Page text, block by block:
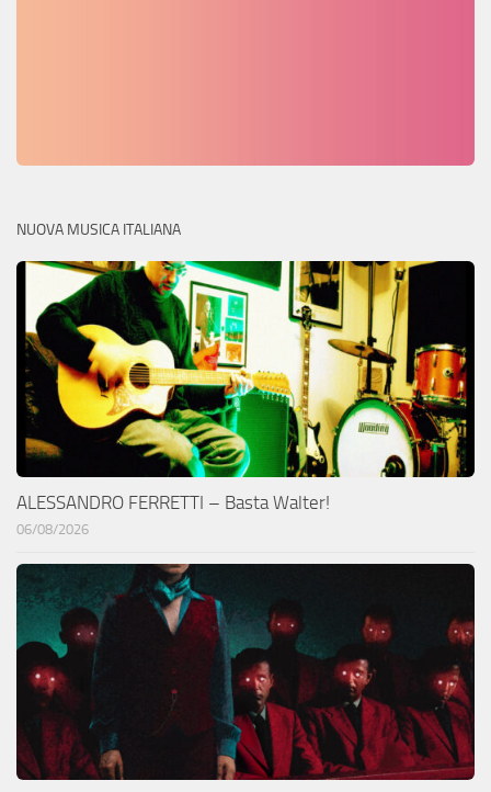
NUOVA MUSICA ITALIANA
ALESSANDRO FERRETTI – Basta Walter!
06/08/2026